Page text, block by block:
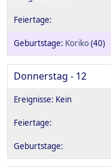
Koriko(40)
Donnerstag - 12